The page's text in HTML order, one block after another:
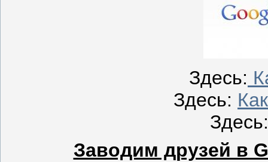
Здесь:
Здесь: К
Заводим друзей в